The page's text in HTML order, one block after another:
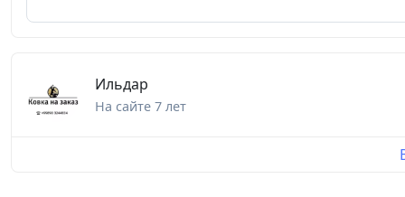
Ильдар
На сайте 7 лет